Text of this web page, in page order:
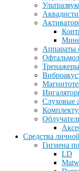
Аппараты
Слуховые
Средства
Гигиена
LD